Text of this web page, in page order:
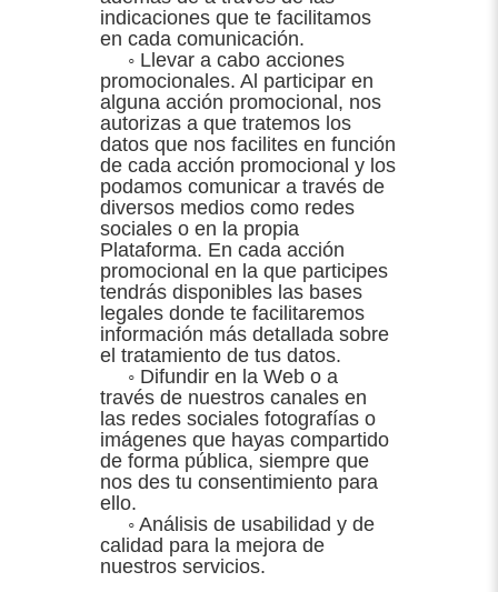
indicaciones que te facilitamos
en cada comunicación.
◦ Llevar a cabo acciones
promocionales. Al participar en
alguna acción promocional, nos
autorizas a que tratemos los
datos que nos facilites en función
de cada acción promocional y los
podamos comunicar a través de
diversos medios como redes
sociales o en la propia
Plataforma. En cada acción
promocional en la que participes
tendrás disponibles las bases
legales donde te facilitaremos
información más detallada sobre
el tratamiento de tus datos.
◦ Difundir en la Web o a
través de nuestros canales en
las redes sociales fotografías o
imágenes que hayas compartido
de forma pública, siempre que
nos des tu consentimiento para
ello.
◦ Análisis de usabilidad y de
calidad para la mejora de
nuestros servicios.